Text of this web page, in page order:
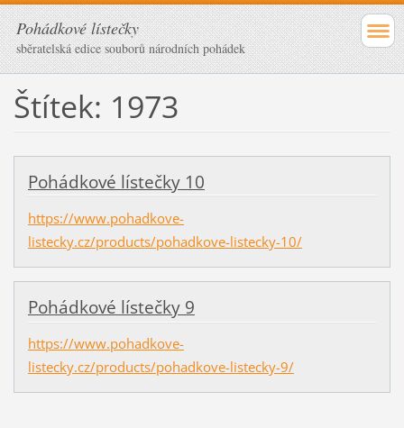
Pohádkové lístečky
sběratelská edice souborů národních pohádek
Štítek: 1973
Pohádkové lístečky 10
https://www.pohadkove-
listecky.cz/products/pohadkove-listecky-10/
Pohádkové lístečky 9
https://www.pohadkove-
listecky.cz/products/pohadkove-listecky-9/